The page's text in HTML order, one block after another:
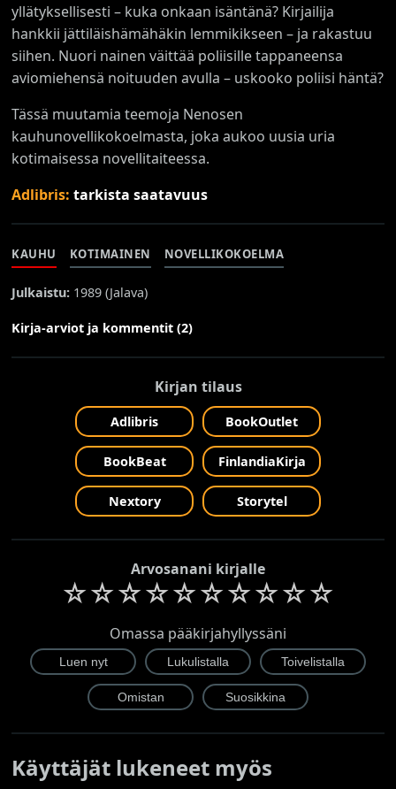
yllätyksellisesti – kuka onkaan isäntänä? Kirjailija
hankkii jättiläishämähäkin lemmikikseen – ja rakastuu
siihen. Nuori nainen väittää poliisille tappaneensa
aviomiehensä noituuden avulla – uskooko poliisi häntä?
Tässä muutamia teemoja Nenosen
kauhunovellikokoelmasta, joka aukoo uusia uria
kotimaisessa novellitaiteessa.
Adlibris:tarkista saatavuus
KAUHU KOTIMAINEN NOVELLIKOKOELMA
Julkaistu: 1989 (Jalava)
Kirja-arviot ja kommentit (2)
Kirjan tilaus
Adlibris BookOutlet
BookBeat FinlandiaKirja
Nextory Storytel
Arvosanani kirjalle
☆☆☆☆☆☆☆☆☆☆
Omassa pääkirjahyllyssäni
Käyttäjät lukeneet myös